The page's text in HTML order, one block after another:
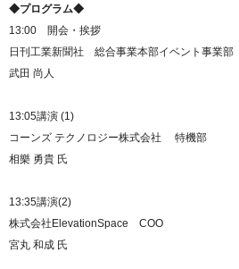
◆プログラム◆
13:00 開会・挨拶
日刊工業新聞社 総合事業本部イベント事業部
武田 尚人
13:05講演 (1)
コーンズ テクノロジー株式会社 特機部
相樂 勇貴 氏
13:35講演(2)
株式会社ElevationSpace COO
宮丸 和成 氏